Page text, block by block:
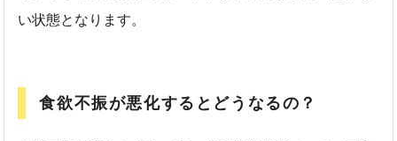
い状態となります。
食欲不振が悪化するとどうなるの？